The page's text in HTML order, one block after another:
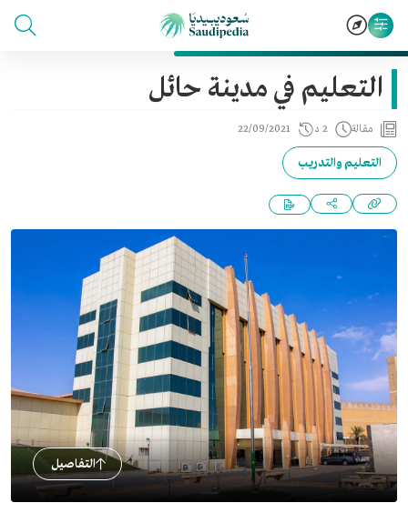
التعليم في مدينة حائل
مقالة 2 د 22/09/2021
التعليم والتدريب
التفاصيل